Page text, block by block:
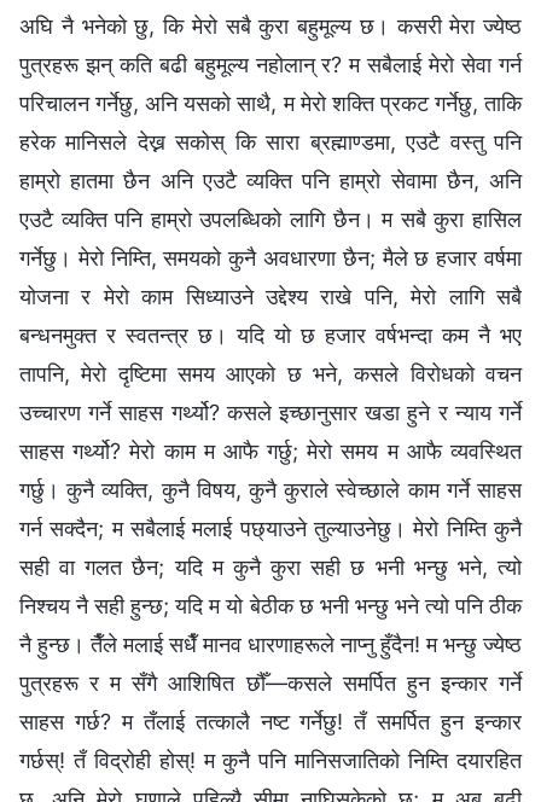
अघि नै भनेको छु, कि मेरो सबै कुरा बहुमूल्य छ। कसरी मेरा ज्येष्ठ
पुत्रहरू झन् कति बढी बहुमूल्य नहोलान् र? म सबैलाई मेरो सेवा गर्न
परिचालन गर्नेछु, अनि यसको साथै, म मेरो शक्ति प्रकट गर्नेछु, ताकि
हरेक मानिसले देख्न सकोस् कि सारा ब्रह्माण्डमा, एउटै वस्तु पनि
हाम्रो हातमा छैन अनि एउटै व्यक्ति पनि हाम्रो सेवामा छैन, अनि
एउटै व्यक्ति पनि हाम्रो उपलब्धिको लागि छैन। म सबै कुरा हासिल
गर्नेछु। मेरो निम्ति, समयको कुनै अवधारणा छैन; मैले छ हजार वर्षमा
योजना र मेरो काम सिध्याउने उद्देश्य राखे पनि, मेरो लागि सबै
बन्धनमुक्त र स्वतन्त्र छ। यदि यो छ हजार वर्षभन्दा कम नै भए
तापनि, मेरो दृष्टिमा समय आएको छ भने, कसले विरोधको वचन
उच्चारण गर्ने साहस गर्थ्यो? कसले इच्छानुसार खडा हुने र न्याय गर्ने
साहस गर्थ्यो? मेरो काम म आफै गर्छु; मेरो समय म आफै व्यवस्थित
गर्छु। कुनै व्यक्ति, कुनै विषय, कुनै कुराले स्वेच्छाले काम गर्ने साहस
गर्न सक्दैन; म सबैलाई मलाई पछ्याउने तुल्याउनेछु। मेरो निम्ति कुनै
सही वा गलत छैन; यदि म कुनै कुरा सही छ भनी भन्छु भने, त्यो
निश्चय नै सही हुन्छ; यदि म यो बेठीक छ भनी भन्छु भने त्यो पनि ठीक
नै हुन्छ। तैँले मलाई सधैँ मानव धारणाहरूले नाप्नु हुँदैन! म भन्छु ज्येष्ठ
पुत्रहरू र म सँगै आशिषित छौँ—कसले समर्पित हुन इन्कार गर्ने
साहस गर्छ? म तँलाई तत्कालै नष्ट गर्नेछु! तँ समर्पित हुन इन्कार
गर्छस्! तँ विद्रोही होस्! म कुनै पनि मानिसजातिको निम्ति दयारहित